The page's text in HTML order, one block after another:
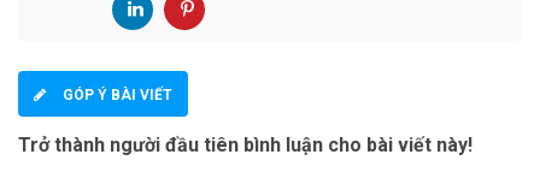
GÓP Ý BÀI VIẾT
Trở thành người đầu tiên bình luận cho bài viết này!